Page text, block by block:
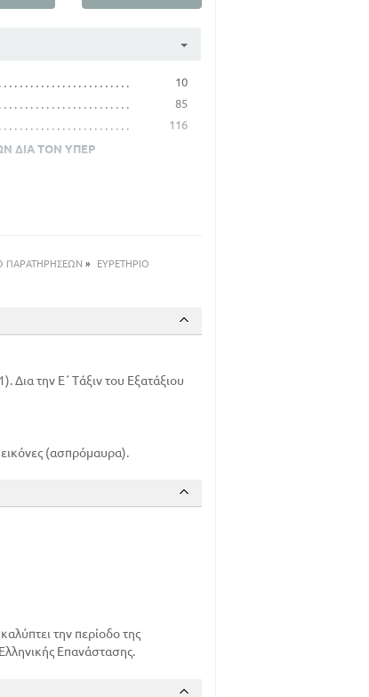
10
85
116
ΔΙΑ ΤΟΝ ΥΠΕΡ
ΠΑΡΑΤΗΡΗΣΕΩΝ »
ΕΥΡΕΤΗΡΙΟ
την Ε΄ Τάξιν του Εξατάξιου
εικόνες (ασπρόμαυρα).
την περίοδο της
Επανάστασης.